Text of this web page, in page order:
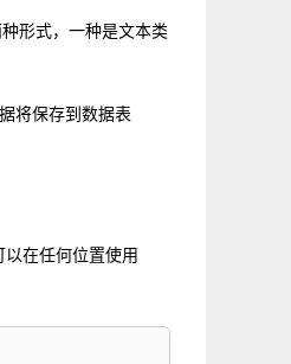
形式，一种是文本类
将保存到数据表
在任何位置使用